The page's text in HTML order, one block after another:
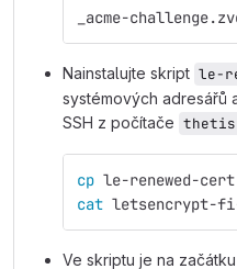
_acme-
Nainstalujte skript le-
systémových adresářů
SSH z počítače
cp le-renewed-
cat letsencrypt-
Ve skriptu je na